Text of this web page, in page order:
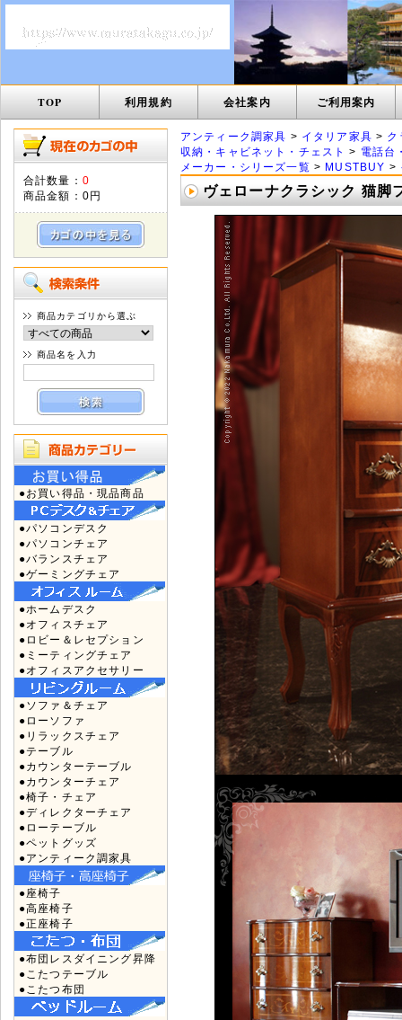
TOP 利用規約 会社案内 ご利用案内
合計数量： 0
商品金額： 0円
商品カテゴリから選ぶ
商品名を入力
●お買い得品・現品商品
●パソコンデスク
●パソコンチェア
●バランスチェア
●ゲーミングチェア
●ホームデスク
●オフィスチェア
●ロビー＆レセプション
●ミーティングチェア
●オフィスアクセサリー
●ソファ＆チェア
●ローソファ
●リラックスチェア
●テーブル
●カウンターテーブル
●カウンターチェア
●椅子・チェア
●ディレクターチェア
●ローテーブル
●ペットグッズ
●アンティーク調家具
●座椅子
●高座椅子
●正座椅子
●布団レスダイニング昇降
●こたつテーブル
●こたつ布団
アンティーク調家具 > イタリア家具 > ク
収納・キャビネット・チェスト
> 電話台
メーカー・シリーズ一覧 > MUSTBUY >
ヴェローナクラシック 猫脚